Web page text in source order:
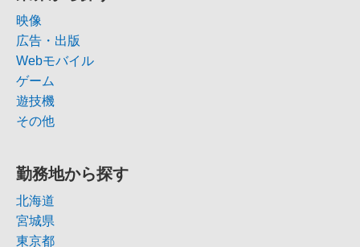
映像
広告・出版
Webモバイル
ゲーム
遊技機
その他
勤務地から探す
北海道
宮城県
東京都